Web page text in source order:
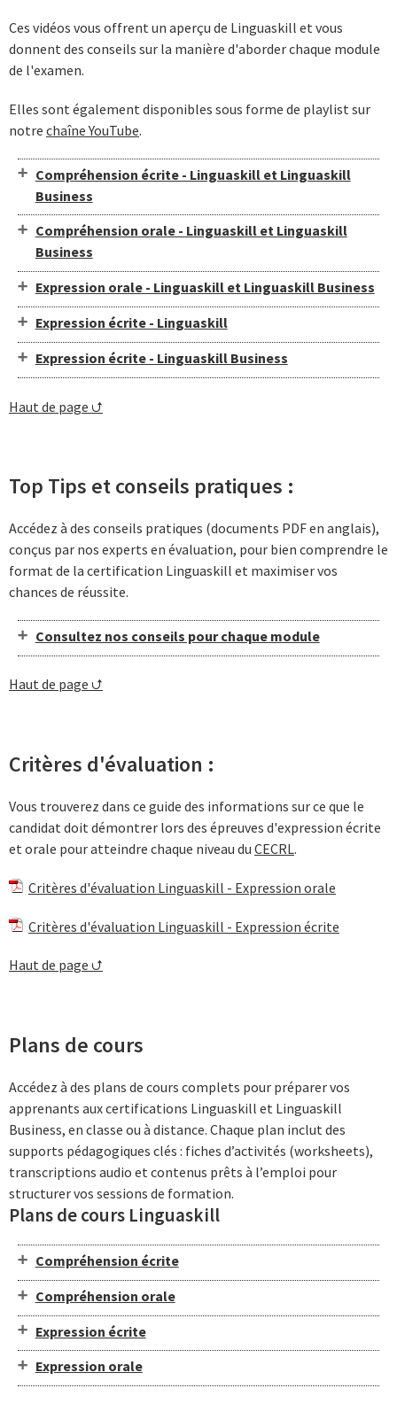
Ces vidéos vous offrent un aperçu de Linguaskill et vous
donnent des conseils sur la manière d'aborder chaque module
de l'examen.
Elles sont également disponibles sous forme de playlist sur
notre chaîne YouTube.
Compréhension écrite - Linguaskill et Linguaskill
Business
Compréhension orale - Linguaskill et Linguaskill
Business
Expression orale - Linguaskill et Linguaskill Business
Expression écrite - Linguaskill
Expression écrite - Linguaskill Business
Haut de page ⮍
Top Tips et conseils pratiques :
Accédez à des conseils pratiques (documents PDF en anglais),
conçus par nos experts en évaluation, pour bien comprendre le
format de la certification Linguaskill et maximiser vos
chances de réussite.
Consultez nos conseils pour chaque module
Haut de page ⮍
Critères d'évaluation :
Vous trouverez dans ce guide des informations sur ce que le
candidat doit démontrer lors des épreuves d'expression écrite
et orale pour atteindre chaque niveau du CECRL.
Critères d'évaluation Linguaskill - Expression orale
Critères d'évaluation Linguaskill - Expression écrite
Haut de page ⮍
Plans de cours
Accédez à des plans de cours complets pour préparer vos
apprenants aux certifications Linguaskill et Linguaskill
Business, en classe ou à distance. Chaque plan inclut des
supports pédagogiques clés : fiches d’activités (worksheets),
transcriptions audio et contenus prêts à l’emploi pour
structurer vos sessions de formation.
Plans de cours Linguaskill
Compréhension écrite
Compréhension orale
Expression écrite
Expression orale